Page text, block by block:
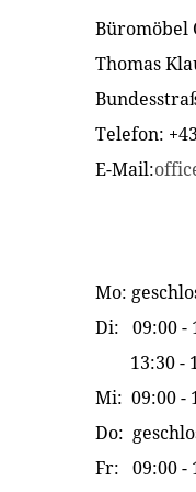
Büromöbel
Thomas
Telefon:
E-Mail:
Mo:
Di: 09:00 -
13:30 -
Mi: 09:00 -
Do:
Fr: 09:00 -